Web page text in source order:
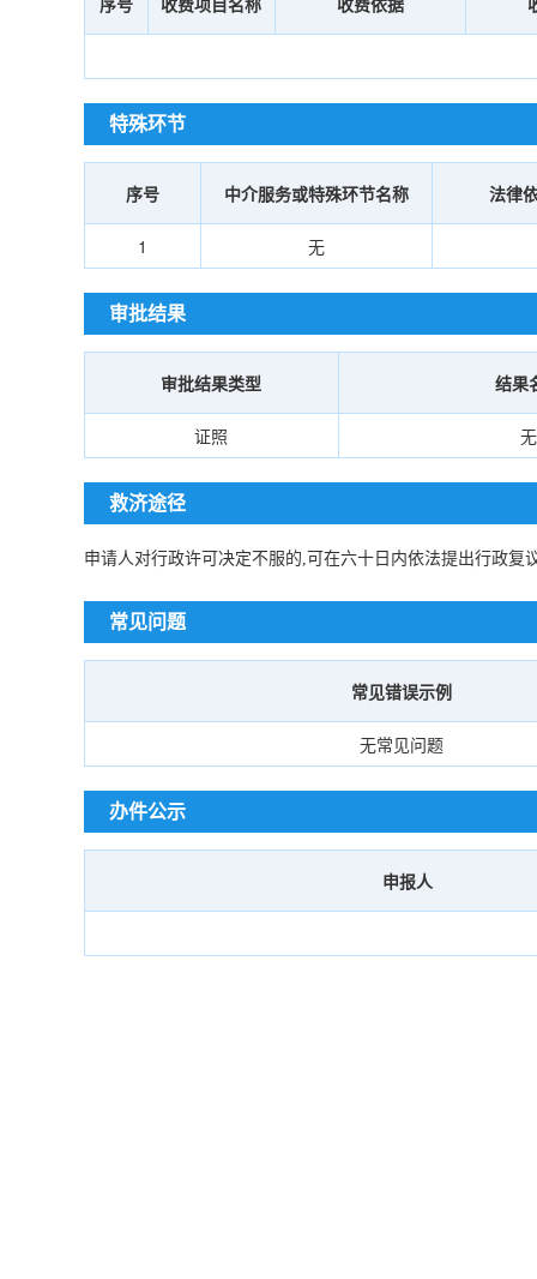
特殊环节
序号 中介服务或特殊环节名称 法律
1 无
审批结果
审批结果类型 结果
证照 无
救济途径
申请人对行政许可决定不服的,可在六十日内依法提出行政复
常见问题
常见错误示例
无常见问题
办件公示
申报人